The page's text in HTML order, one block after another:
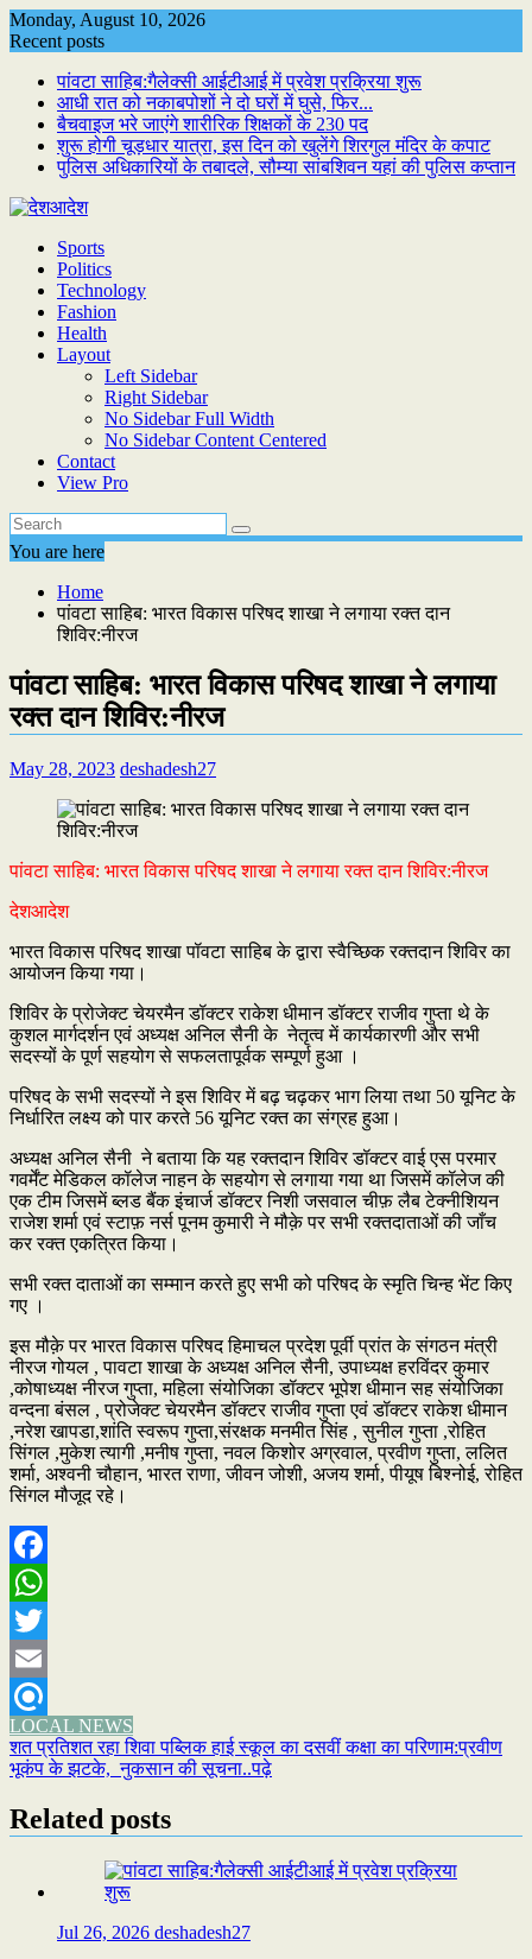
Skip
to
Monday, August 10, 2026
Recent posts
पांवटा साहिब:गैलेक्सी आईटीआई में प्रवेश प्रक्रिया शुरू
आधी रात को नकाबपोशों ने दो घरों में घुसे, फिर...
बैचवाइज भरे जाएंगे शारीरिक शिक्षकों के 230 पद
शुरू होगी चूड़धार यात्रा, इस दिन को खुलेंगे शिरगुल मंदिर के कपाट
पुलिस अधिकारियों के तबादले, सौम्या सांबशिवन यहां की पुलिस कप्तान
Sports
Politics
Technology
Fashion
Health
Layout
Left Sidebar
Right Sidebar
No Sidebar Full Width
No Sidebar Content Centered
Contact
View Pro
You are here
Home
पांवटा साहिब: भारत विकास परिषद शाखा ने लगाया रक्त दान
शिविर:नीरज
पांवटा साहिब: भारत विकास परिषद शाखा ने लगाया
रक्त दान शिविर:नीरज
May 28, 2023 deshadesh27
पांवटा साहिब: भारत विकास परिषद शाखा ने लगाया रक्त दान शिविर:नीरज
देशआदेश
भारत विकास परिषद शाखा पॉवटा साहिब के द्वारा स्वैच्छिक रक्तदान शिविर का
आयोजन किया गया।
शिविर के प्रोजेक्ट चेयरमैन डॉक्टर राकेश धीमान डॉक्टर राजीव गुप्ता थे के
कुशल मार्गदर्शन एवं अध्यक्ष अनिल सैनी के नेतृत्व में कार्यकारणी और सभी
सदस्यों के पूर्ण सहयोग से सफलतापूर्वक सम्पूर्ण हुआ ।
परिषद के सभी सदस्यों ने इस शिविर में बढ़ चढ़कर भाग लिया तथा 50 यूनिट के
निर्धारित लक्ष्य को पार करते 56 यूनिट रक्त का संग्रह हुआ।
अध्यक्ष अनिल सैनी ने बताया कि यह रक्तदान शिविर डॉक्टर वाई एस परमार
गवर्मेंट मेडिकल कॉलेज नाहन के सहयोग से लगाया गया था जिसमें कॉलेज की
एक टीम जिसमें ब्लड बैंक इंचार्ज डॉक्टर निशी जसवाल चीफ़ लैब टेक्नीशियन
राजेश शर्मा एवं स्टाफ़ नर्स पूनम कुमारी ने मौक़े पर सभी रक्तदाताओं की जाँच
कर रक्त एकत्रित किया।
सभी रक्त दाताओं का सम्मान करते हुए सभी को परिषद के स्मृति चिन्ह भेंट किए
गए ।
इस मौक़े पर भारत विकास परिषद हिमाचल प्रदेश पूर्वी प्रांत के संगठन मंत्री
नीरज गोयल , पावटा शाखा के अध्यक्ष अनिल सैनी, उपाध्यक्ष हरविंदर कुमार
,कोषाध्यक्ष नीरज गुप्ता, महिला संयोजिका डॉक्टर भूपेश धीमान सह संयोजिका
वन्दना बंसल , प्रोजेक्ट चेयरमैन डॉक्टर राजीव गुप्ता एवं डॉक्टर राकेश धीमान
,नरेश खापडा,शांति स्वरूप गुप्ता,संरक्षक मनमीत सिंह , सुनील गुप्ता ,रोहित
सिंगल ,मुकेश त्यागी ,मनीष गुप्ता, नवल किशोर अग्रवाल, प्रवीण गुप्ता, ललित
शर्मा, अश्वनी चौहान, भारत राणा, जीवन जोशी, अजय शर्मा, पीयूष बिश्नोई, रोहित
सिंगल मौजूद रहे।
Facebook
WhatsApp
Twitter
Email
Refind
LOCAL NEWS
Post
navigation
शत प्रतिशत रहा शिवा पब्लिक हाई स्कूल का दसवीं कक्षा का परिणाम:प्रवीण
भूकंप के झटके, नुकसान की सूचना..पढ़े
Related posts
Jul 26, 2026 deshadesh27